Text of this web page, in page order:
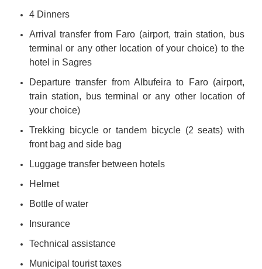
4 Dinners
Arrival transfer from Faro (airport, train station, bus
terminal or any other location of your choice) to the
hotel in Sagres
Departure transfer from Albufeira to Faro (airport,
train station, bus terminal or any other location of
your choice)
Trekking bicycle or tandem bicycle (2 seats) with
front bag and side bag
Luggage transfer between hotels
Helmet
Bottle of water
Insurance
Technical assistance
Municipal tourist taxes